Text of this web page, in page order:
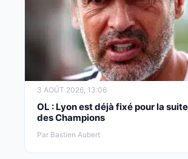
3 AOÛT 2026, 13:06
OL : Lyon est déjà fixé pour la
des Champions
Par Bastien Aubert